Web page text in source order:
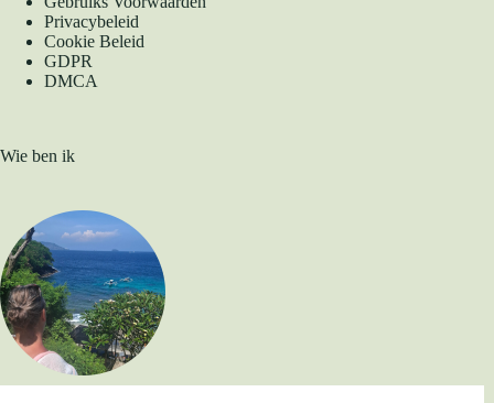
Privacybeleid
Cookie Beleid
GDPR
DMCA
Wie ben ik